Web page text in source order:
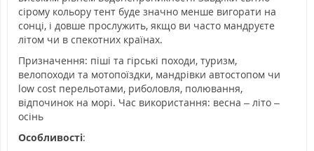
сірому кольору тент буде значно менше вигорати на
сонці, і довше прослужить, якщо ви часто мандруєте
літом чи в спекотних країнах.
Призначення: піші та гірські походи, туризм,
велопоходи та мотопоїздки, мандрівки автостопом чи
low cost перельотами, риболовля, полювання,
відпочинок на морі. Час використання: весна – літо –
осінь
Особливості: